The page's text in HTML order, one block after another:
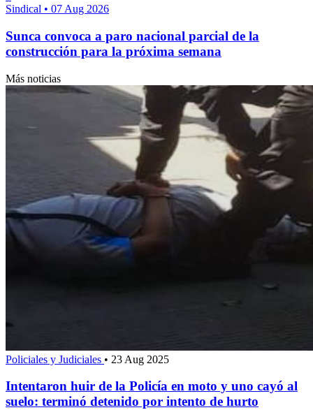
Sindical • 07 Aug 2026
Sunca convoca a paro nacional parcial de la
construcción para la próxima semana
Más noticias
Policiales y Judiciales • 23 Aug 2025
Intentaron huir de la Policía en moto y uno cayó al
suelo: terminó detenido por intento de hurto